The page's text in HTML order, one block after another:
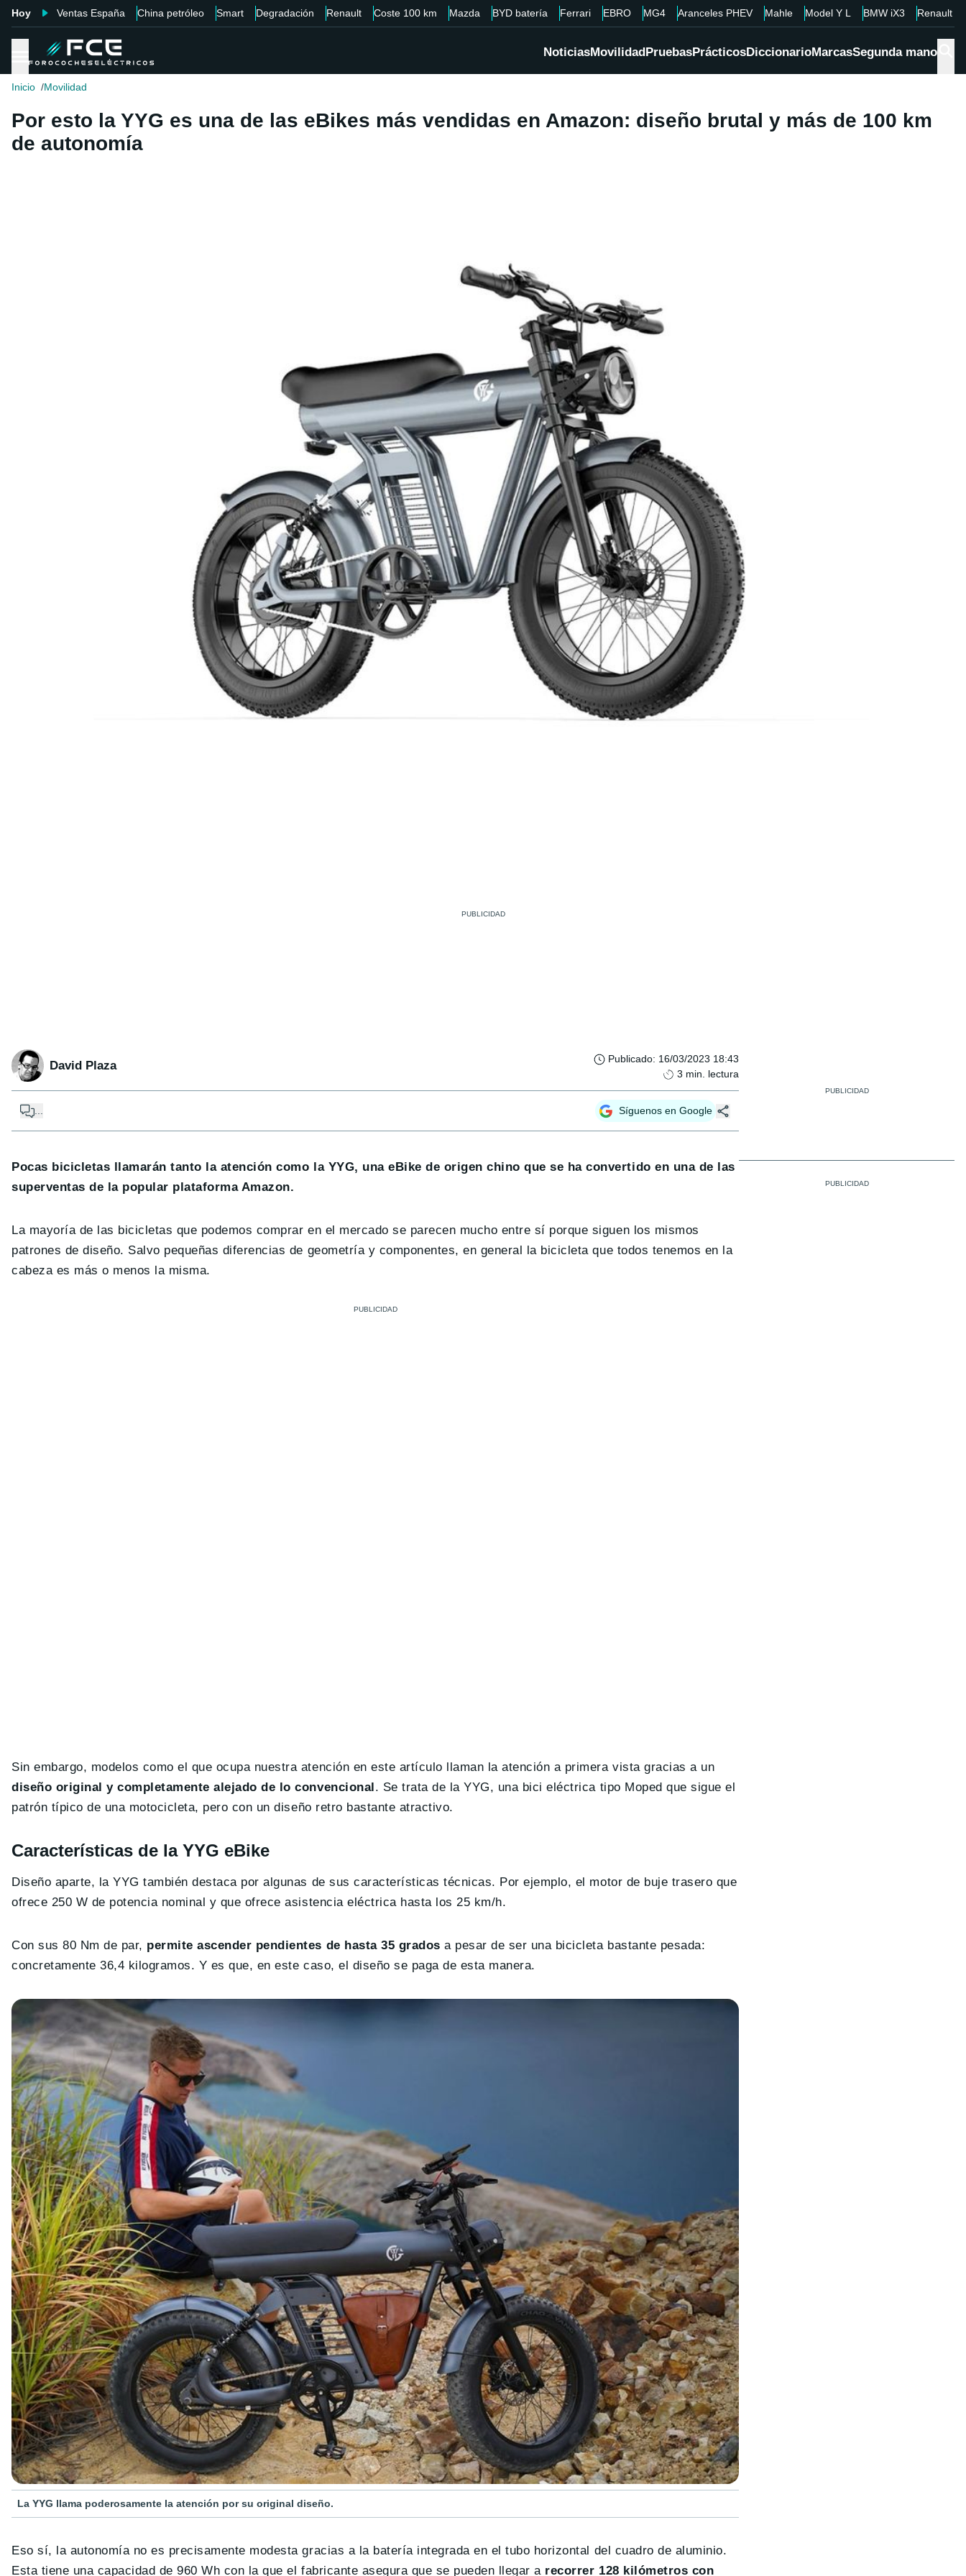
Hoy Ventas España China petróleo Smart Degradación Renault Coste 100 km Mazda BYD batería Ferrari EBRO MG4 Aranceles PHEV Mahle Model Y L BMW iX3 Renault
NoticiasMovilidadPruebasPrácticosDiccionarioMarcasSegunda mano
Inicio Movilidad
Por esto la YYG es una de las eBikes más vendidas en Amazon: diseño brutal y más de 100 km
de autonomía
David Plaza Publicado: 16/03/2023 18:43
3 min. lectura
... Síguenos en Google
Pocas bicicletas llamarán tanto la atención como la YYG, una eBike de origen chino que se ha convertido en una de las
superventas de la popular plataforma Amazon.
La mayoría de las bicicletas que podemos comprar en el mercado se parecen mucho entre sí porque siguen los mismos
patrones de diseño. Salvo pequeñas diferencias de geometría y componentes, en general la bicicleta que todos tenemos en la
cabeza es más o menos la misma.
Sin embargo, modelos como el que ocupa nuestra atención en este artículo llaman la atención a primera vista gracias a un
diseño original y completamente alejado de lo convencional . Se trata de la YYG, una bici eléctrica tipo Moped que sigue el
patrón típico de una motocicleta, pero con un diseño retro bastante atractivo.
Características de la YYG eBike
Diseño aparte, la YYG también destaca por algunas de sus características técnicas. Por ejemplo, el motor de buje trasero que
ofrece 250 W de potencia nominal y que ofrece asistencia eléctrica hasta los 25 km/h.
Con sus 80 Nm de par, permite ascender pendientes de hasta 35 grados a pesar de ser una bicicleta bastante pesada:
concretamente 36,4 kilogramos. Y es que, en este caso, el diseño se paga de esta manera.
La YYG llama poderosamente la atención por su original diseño.
Eso sí, la autonomía no es precisamente modesta gracias a la batería integrada en el tubo horizontal del cuadro de aluminio.
Esta tiene una capacidad de 960 Wh con la que el fabricante asegura que se pueden llegar a recorrer 128 kilómetros con